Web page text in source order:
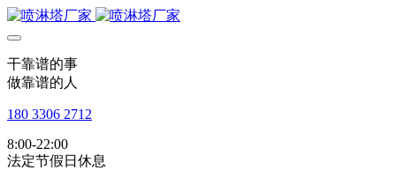
干靠谱的事
做靠谱的人
180 3306 2712
8:00-22:00
法定节假日休息